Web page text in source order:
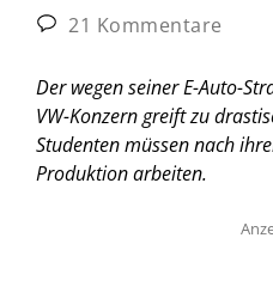
21 Kommentare
Der wegen seiner E-Auto-
VW-Konzern greift zu
Studenten müssen nach
Produktion arbeiten.